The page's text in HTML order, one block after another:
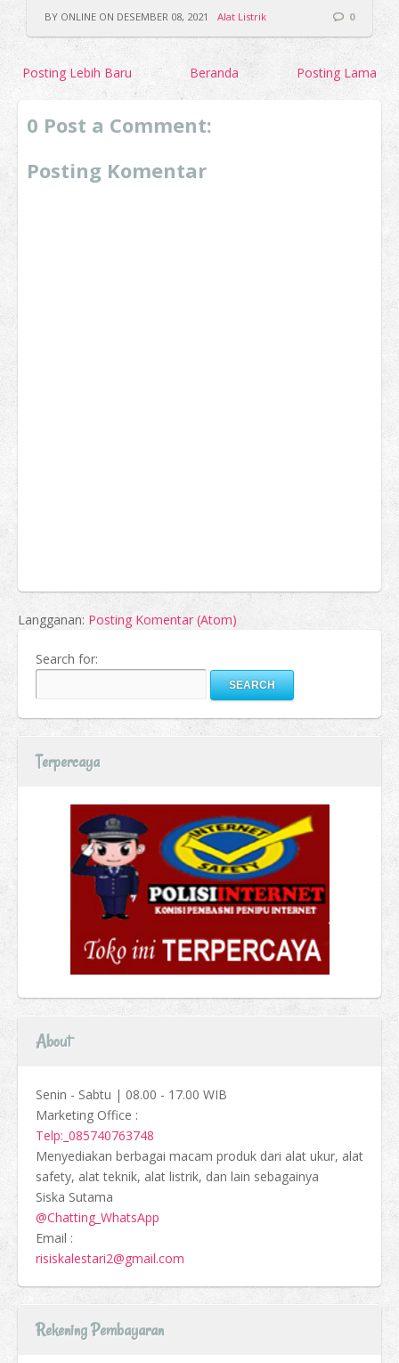
BY ONLINE ON DESEMBER 08, 2021 Alat Listrik 0
Posting Lebih Baru Posting Lama
Beranda
0 Post a Comment:
Posting Komentar
Langganan: Posting Komentar (Atom)
Search for:
Terpercaya
About
Senin - Sabtu | 08.00 - 17.00 WIB
Marketing Office :
Telp:_085740763748
Menyediakan berbagai macam produk dari alat ukur, alat
safety, alat teknik, alat listrik, dan lain sebagainya
Siska Sutama
@Chatting_WhatsApp
Email :
risiskalestari2@gmail.com
Rekening Pembayaran